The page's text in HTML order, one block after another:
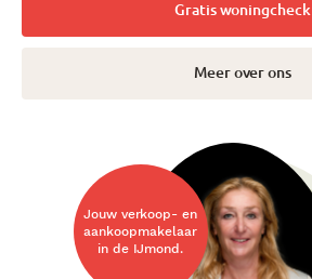
Gratis woningcheck
Meer over ons
Jouw verkoop- en
aankoopmakelaar
in de IJmond.